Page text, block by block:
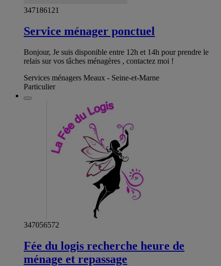
347186121
Service ménager ponctuel
Bonjour, Je suis disponible entre 12h et 14h pour prendre le
relais sur vos tâches ménagères , contactez moi !
Services ménagers Meaux - Seine-et-Marne
Particulier
347056572
Fée du logis recherche heure de
ménage et repassage